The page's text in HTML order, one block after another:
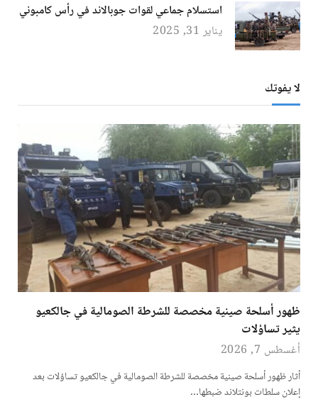
استسلام جماعي لقوات جوبالاند في رأس كامبوني
يناير 31, 2025
لا يفوتك
ظهور أسلحة صينية مخصصة للشرطة الصومالية في جالكعيو
يثير تساؤلات
أغسطس 7, 2026
أثار ظهور أسلحة صينية مخصصة للشرطة الصومالية في جالكعيو تساؤلات بعد
إعلان سلطات بونتلاند ضبطها…